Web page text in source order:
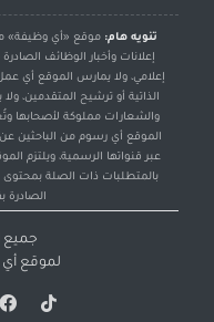
تنويه هام: موقع «أي وظيفة»
إعلانات وأخبار الوظائف
إعلامي، ولا يمارس الموقع أي
الذاتية أو ترشيح المتقدمين،
والشعارات مملوكة لأصحابها
الموقع أي رسوم من الباحثين
عبر قنواتها الرسمية، ويلتزم
بالمتطلبات ذات الصلة بمحتوى
الصادرة
جميع
لموقع